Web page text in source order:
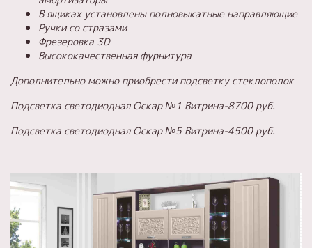
В ящиках установлены полновыкатные направляющие
Ручки со стразами
Фрезеровка 3D
Высококачественная фурнитура
Дополнительно можно приобрести подсветку стеклополок
Подсветка светодиодная Оскар №1 Витрина-8700 руб.
Подсветка светодиодная Оскар №5 Витрина-4500 руб.